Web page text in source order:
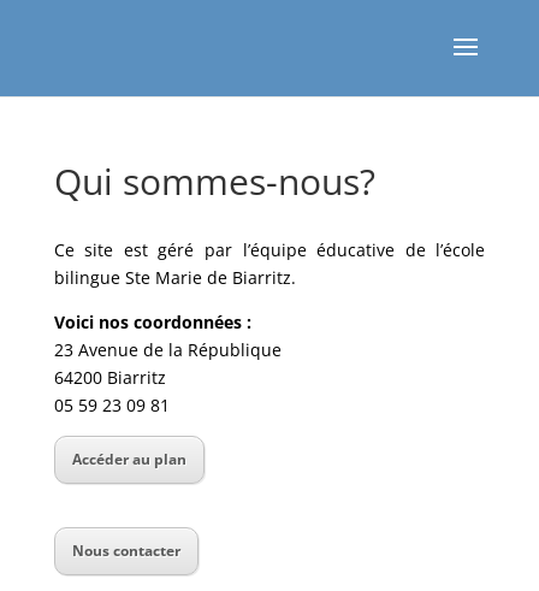
Qui sommes-nous?
Ce site est géré par l’équipe éducative de l’école
bilingue Ste Marie de Biarritz.
Voici nos coordonnées :
23 Avenue de la République
64200 Biarritz ‎
05 59 23 09 81
Accéder au plan
Nous contacter